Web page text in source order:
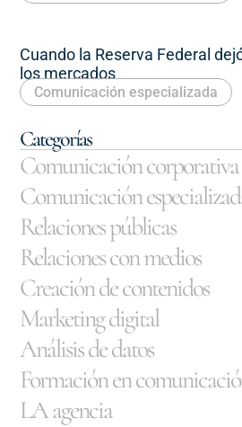
Cuando la Reserva Federal
los mercados
Comunicación especializada
Categorías
Comunicación corporativa
Comunicación
Relaciones públicas
Relaciones con medios
Creación de contenidos
Marketing digital
Análisis de datos
Formación en
LA agencia